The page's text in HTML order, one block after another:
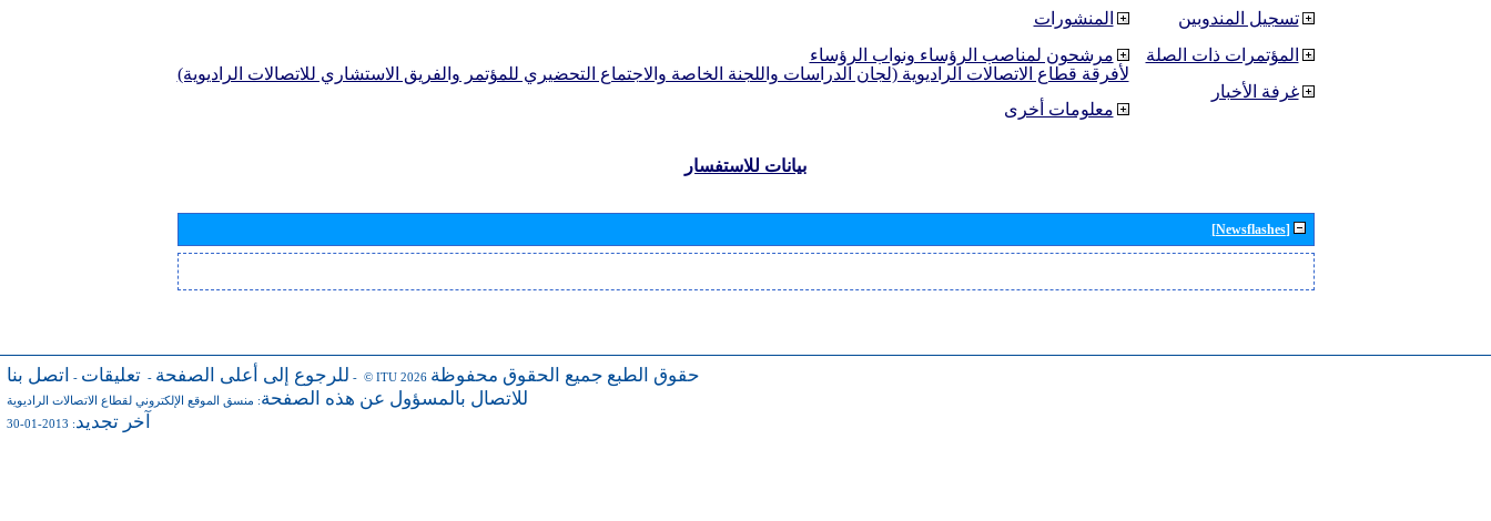
المنشورات
مرشحون لمناصب الرؤساء ونواب الرؤساء
لأفرقة قطاع الاتصالات الراديوية (لجان الدراسات واللجنة الخاصة والاجتماع التحضيري للمؤتمر والفريق الاستشاري للاتصالات الراديوية)
معلومات أخرى
تسجيل المندوبين
المؤتمرات ذات الصلة
غرفة الأخبار
بيانات للاستفسار
[Newsflashes]
للرجوع إلى أعلى الصفحة - تعليقات - اتصل بنا - © ITU 2026 حقوق الطبع جميع الحقوق محفوظة
للاتصال بالمسؤول عن هذه الصفحة: منسق الموقع الإلكتروني لقطاع الاتصالات الراديوية
آخر تجديد: 2013-01-30